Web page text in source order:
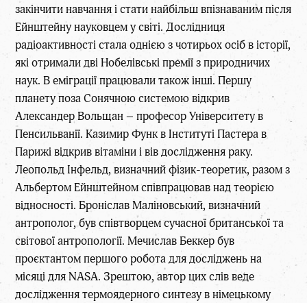
закінчити навчання і стати найбільш впізнаваним після
Ейнштейну науковцем у світі. Дослідниця
радіоактивності стала однією з чотирьох осіб в історії,
які отримали дві Нобелівські премії з природничих
наук. В еміграції працювали також інші. Першу
планету поза Сонячною системою відкрив
Александер Вольщан – професор Університету в
Пенсильванії. Казимир Функ в Інституті Пастера в
Парижі відкрив вітаміни і вів дослідження раку.
Леопольд Інфельд, визначний фізик-теоретик, разом з
Альбертом Ейнштейном співпрацював над теорією
відносності. Броніслав Маліновський, визначний
антрополог, був співтворцем сучасної британської та
світової антропології. Мечислав Беккер був
проєктантом першого робота для досліджень на
місяці для NASA. Зрештою, автор цих слів веде
дослідження термоядерного синтезу в німецькому